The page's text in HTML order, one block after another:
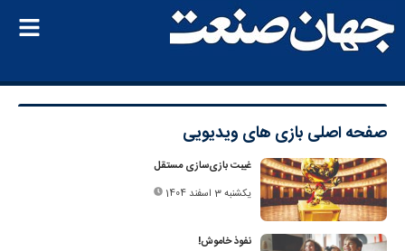
صفحه اصلی بازی های ویدیویی
غیبت بازی‌سازی مستقل
یکشنبه 3 اسفند 1404
نفوذ خاموش!